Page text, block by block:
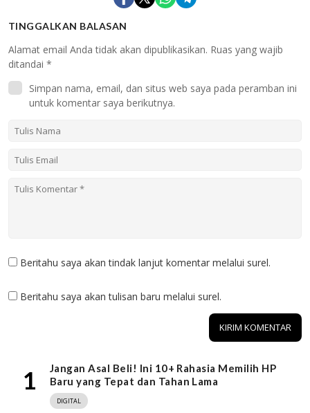
TINGGALKAN BALASAN
Alamat email Anda tidak akan dipublikasikan. Ruas yang wajib
ditandai *
Simpan nama, email, dan situs web saya pada peramban ini
untuk komentar saya berikutnya.
Beritahu saya akan tindak lanjut komentar melalui surel.
Beritahu saya akan tulisan baru melalui surel.
1
Jangan Asal Beli! Ini 10+ Rahasia Memilih HP
Baru yang Tepat dan Tahan Lama
DIGITAL